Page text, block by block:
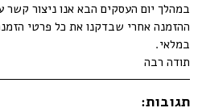
במהלך יום העסקים הבא אנו ניצור
ההזמנה אחרי שבדקנו את כל פרטי
במלאי.
תודה רבה
תגובות: